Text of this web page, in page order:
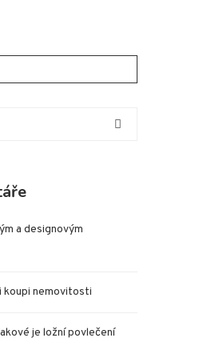
a designovým
koupi nemovitosti
je ložní povlečení